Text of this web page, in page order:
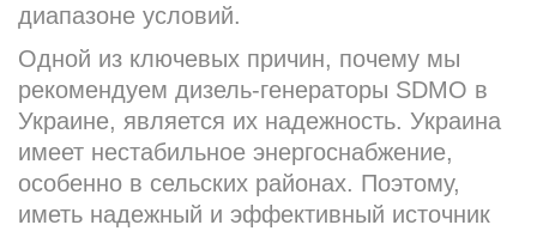
диапазоне условий.
Одной из ключевых причин, почему мы
рекомендуем дизель-генераторы SDMO в
Украине, является их надежность. Украина
имеет нестабильное энергоснабжение,
особенно в сельских районах. Поэтому,
иметь надежный и эффективный источник